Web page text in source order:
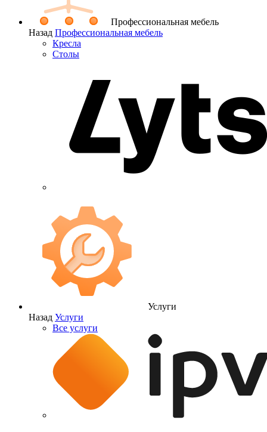
Профессиональная мебель
Назад Профессиональная мебель
Кресла
Столы
Услуги
Назад Услуги
Все услуги